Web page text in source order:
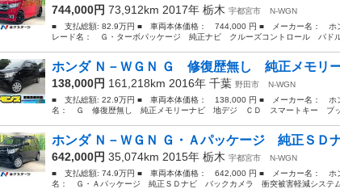
744,000円 73,912km 2017年 栃木 宇都宮市
N-WGN
■ 支払総額: 82.9万円 ■ 車両本体価格： 744,000 円 ■ メーカー名：
レード名： Ｇ・ターボパッケージ 純正ナビ クルーズコントロール パド
ホンダ Ｎ－ＷＧＮ Ｇ 修復歴無し 純正メモ
138,000円 161,218km 2016年 千葉 野田市
N-WGN
■ 支払総額: 22.9万円 ■ 車両本体価格： 138,000 円 ■ メーカー名：
名： Ｇ 修復歴無し 純正メモリーナビ 地デジ ＣＤ スマートキー プッ
ホンダ Ｎ－ＷＧＮ Ｇ・Ａパッケージ 純正ＳＤ
642,000円 35,074km 2015年 栃木 宇都宮市
N-WGN
■ 支払総額: 74.9万円 ■ 車両本体価格： 642,000 円 ■ メーカー名：
名： Ｇ・Ａパッケージ 純正ＳＤナビ バックカメラ 衝突被害軽減システ